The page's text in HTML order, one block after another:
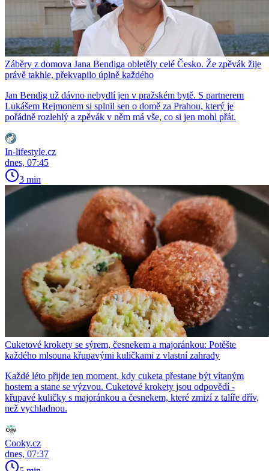
Záběry z domova Jana Bendiga obletěly celé Česko. Že zpěvák žije
právě takhle, překvapilo úplně každého
Jan Bendig už dávno nebydlí jen v pražském bytě. S partnerem
Lukášem Rejmonem si splnil sen o domě za Prahou, který je
pořádně rozlehlý a zpěvák v něm má vše, co si jen mohl přát.
In-lifestyle.cz
dnes, 07:45
3 min
Cuketové krokety se sýrem, česnekem a majoránkou: Potěšte
každého mlsouna křupavými kuličkami z vlastní zahrady
Každé léto přijde ten moment, kdy cuketa přestane být vítaným
hostem a stane se výzvou. Cuketové krokety jsou odpovědí -
křupavé kuličky s majoránkou a česnekem, které zmizí z talíře dřív,
než vychladnou.
Cooky.cz
dnes, 07:37